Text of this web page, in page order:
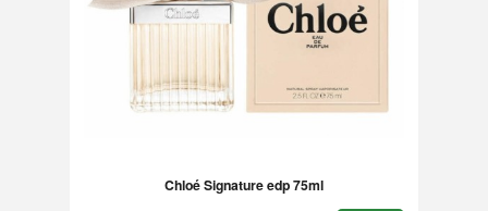
Chloé Signature edp 75ml